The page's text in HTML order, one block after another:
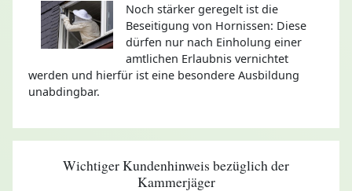
Noch stärker geregelt ist die
Beseitigung von Hornissen: Diese
dürfen nur nach Einholung einer
amtlichen Erlaubnis vernichtet
werden und hierfür ist eine besondere Ausbildung
unabdingbar.
Wichtiger Kundenhinweis bezüglich der
Kammerjäger